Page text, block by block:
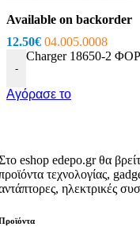
Available on backorder
12.50€ 04.005.0008
-
Charger 18650-2
Αγόρασε το
eshop edepo.gr θα
τεχνολογίας,
ηλεκτρικές